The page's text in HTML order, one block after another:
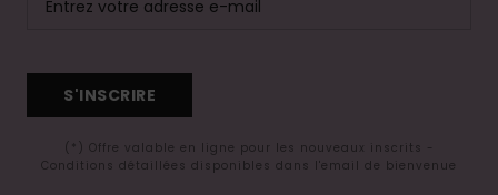
S'INSCRIRE
(*) Offre valable en ligne pour les nouveaux inscrits -
Conditions détaillées disponibles dans l'email de bienvenue